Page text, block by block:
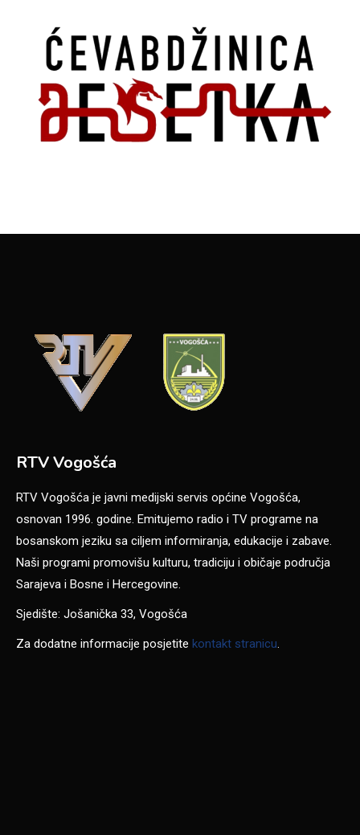
RTV Vogošća
RTV Vogošća je javni medijski servis općine Vogošća,
osnovan 1996. godine. Emitujemo radio i TV programe na
bosanskom jeziku sa ciljem informiranja, edukacije i zabave.
Naši programi promovišu kulturu, tradiciju i običaje područja
Sarajeva i Bosne i Hercegovine.
Sjedište: Jošanička 33, Vogošća
Za dodatne informacije posjetite kontakt stranicu.